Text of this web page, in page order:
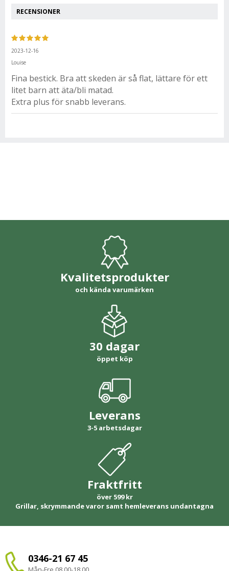
RECENSIONER
2023-12-16
Louise
Fina bestick. Bra att skeden är så flat, lättare för ett
litet barn att äta/bli matad.
Extra plus för snabb leverans.
Kvalitetsprodukter
och kända varumärken
30 dagar
öppet köp
Leverans
3-5 arbetsdagar
Fraktfritt
över 599 kr
Grillar, skrymmande varor samt hemleverans undantagna
0346-21 67 45